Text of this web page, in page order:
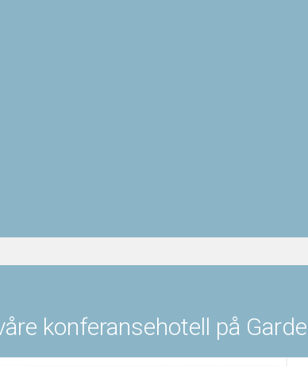
konferansehotell på